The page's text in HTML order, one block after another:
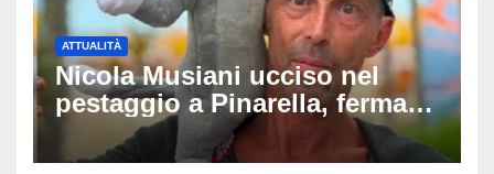
ATTUALITÀ
Nicola Musiani ucciso nel
pestaggio a Pinarella, fermati
quattro giovani: la svolta
dopo video, intercettazioni e